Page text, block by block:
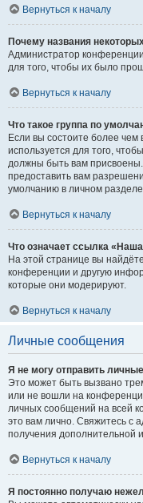
Вернуться к началу
Почему названия
Администратор
для того, чтобы их было
Вернуться к началу
Что такое группа по
Если вы состоите более
используется для того,
должны быть вам
предоставить вам
умолчанию в личном
Вернуться к началу
Что означает ссылка
На этой странице вы
конференции и другую
которые они модерируют.
Вернуться к началу
Личные сообщения
Я не могу отправить
Это может быть вызвано
или не вошли на
личных сообщений на всей
это вам лично. Свяжитесь с
получения дополнительной
Вернуться к началу
Я постоянно получаю